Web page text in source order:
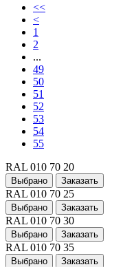
<<
<
1
2
...
49
50
51
52
53
54
55
RAL 010 70 20
Выбрано Заказать
RAL 010 70 25
Выбрано Заказать
RAL 010 70 30
Выбрано Заказать
RAL 010 70 35
Выбрано Заказать